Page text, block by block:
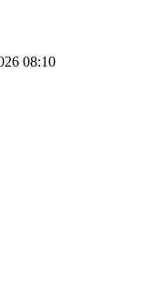
08:10